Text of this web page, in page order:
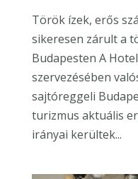
Török ízek, erős
sikeresen zárult a
Budapesten A
szervezésében
sajtóreggeli
turizmus aktuális
irányai kerültek...